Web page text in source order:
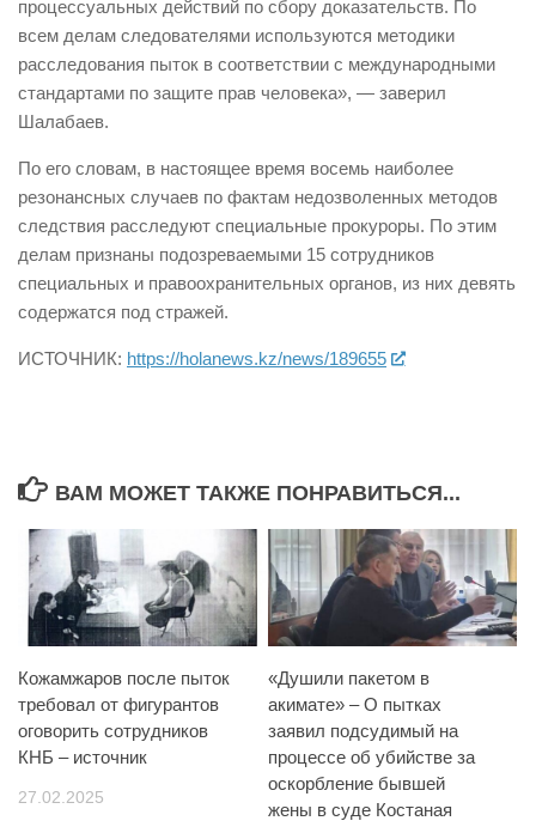
процессуальных действий по сбору доказательств. По
всем делам следователями используются методики
расследования пыток в соответствии с международными
стандартами по защите прав человека», — заверил
Шалабаев.
По его словам, в настоящее время восемь наиболее
резонансных случаев по фактам недозволенных методов
следствия расследуют специальные прокуроры. По этим
делам признаны подозреваемыми 15 сотрудников
специальных и правоохранительных органов, из них девять
содержатся под стражей.
ИСТОЧНИК: https://holanews.kz/news/189655
ВАМ МОЖЕТ ТАКЖЕ ПОНРАВИТЬСЯ...
Кожамжаров после пыток
требовал от фигурантов
оговорить сотрудников
КНБ – источник
27.02.2025
«Душили пакетом в
акимате» – О пытках
заявил подсудимый на
процессе об убийстве за
оскорбление бывшей
жены в суде Костаная